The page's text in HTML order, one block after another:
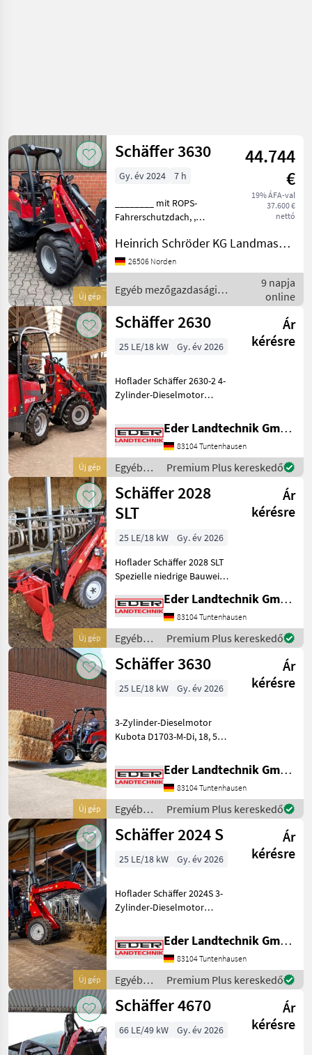
Új gép
Schäffer 3630
44.744
€
19% ÁFA-val
37.600 €
nettó
Gy. év 2024 7 h
________ mit ROPS-
Fahrerschutzdach, ,
3630:, Leistung: 18, 5 kW (25
PS), Betriebsgewicht: 2.300
kg, Geschwindigkeit: 20
km/h, Länge mit Sta
Heinrich Schröder KG Landmaschinen Norden
26506 Norden
Egyéb mezőgazdasági
erőgépek / Schäffer
9 napja
online
Új gép
Schäffer 2630
Ár
kérésre
25 LE/18 kW Gy. év 2026
Hoflader Schäffer 2630-2 4-
Zylinder-Dieselmotor
PS) Hydrostatischer
Allradantrieb mit
Gelenkwelle und
automotiver Steuerung
Hochdruck-Antr
Eder Landtechnik GmbH
83104 Tuntenhausen
Egyéb
mezőgazdasági
erőgépek
/
Schäffer
Premium Plus kereskedő
Új gép
Schäffer 2028
SLT
Ár
kérésre
25 LE/18 kW
Gy. év 2026
Hoflader Schäffer 2028 SLT
Spezielle niedrige Bauweise
Dieselmotor Kubota D1105,
18, 5 kW (25 PS)
Hydrostatischer
Allradantrieb mit
automotiver Steu
Eder Landtechnik GmbH
83104 Tuntenhausen
Egyéb
mezőgazdasági
erőgépek
Schäffer
Premium Plus kereskedő
Új gép
Schäffer 3630
Ár
kérésre
25 LE/18 kW Gy. év 2026
3-Zylinder-Dieselmotor
Kubota D1703-M-Di, 18, 5
Allradantrieb mit
Gelenkwelle und
automotiver Steuerung
Hochdruck-Antrieb HD-plus
HTF (High
Eder Landtechnik GmbH
83104 Tuntenhausen
Egyéb
mezőgazdasági
erőgépek
Schäffer
Premium Plus kereskedő
Új gép
Schäffer 2024 S
Ár
kérésre
25 LE/18 kW Gy. év 2026
Hoflader Schäffer 2024S 3-
Zylinder-Dieselmotor
PS) Hydrostatischer
Allradantrieb mit
automotiver Steuerung SPT
(Schäffer Power
Transmissio
Eder Landtechnik GmbH
83104 Tuntenhausen
Egyéb
mezőgazdasági
erőgépek
Schäffer
Premium Plus kereskedő
Schäffer 4670
Ár
kérésre
66 LE/49 kW Gy. év 2026